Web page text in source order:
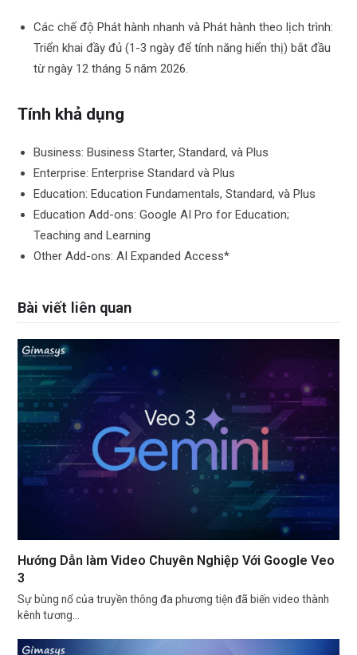
Các chế độ Phát hành nhanh và Phát hành theo lịch trình:
Triển khai đầy đủ (1-3 ngày để tính năng hiển thị) bắt đầu
từ ngày 12 tháng 5 năm 2026.
Tính khả dụng
Business: Business Starter, Standard, và Plus
Enterprise: Enterprise Standard và Plus
Education: Education Fundamentals, Standard, và Plus
Education Add-ons: Google AI Pro for Education;
Teaching and Learning
Other Add-ons: AI Expanded Access*
Bài viết liên quan
Hướng Dẫn làm Video Chuyên Nghiệp Với Google Veo
3
Sự bùng nổ của truyền thông đa phương tiện đã biến video thành
kênh tương…